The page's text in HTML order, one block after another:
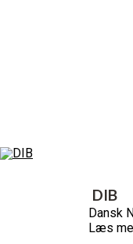
DIB
Dansk
Læs